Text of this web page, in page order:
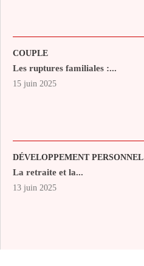
COUPLE
Les ruptures familiales :...
15 juin 2025
DÉVELOPPEMENT PERSONNEL
La retraite et la...
13 juin 2025